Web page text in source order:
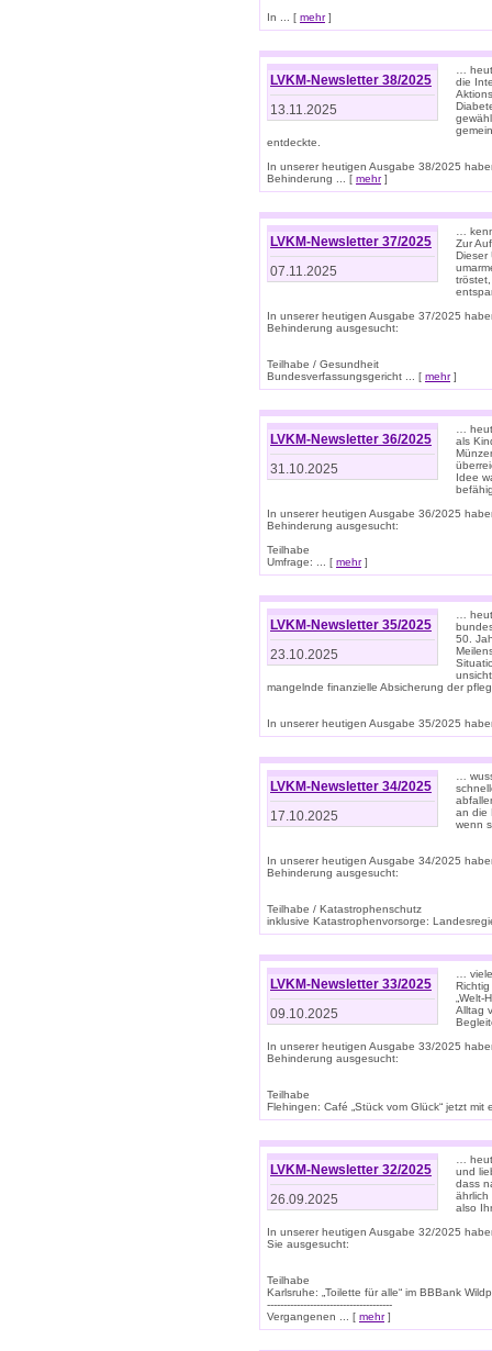
In ... [ mehr]
LVKM-Newsletter 38/2025
13.11.2025
…
die
entdeckte.
In unserer heutigen Ausgabe 38/2025
Behinderung ... [ mehr]
LVKM-Newsletter 37/2025
07.11.2025
…
Zur
Dieser
In unserer heutigen Ausgabe 37/2025
Behinderung ausgesucht:
Teilhabe / Gesundheit
Bundesverfassungsgericht ... [ mehr]
LVKM-Newsletter 36/2025
31.10.2025
…
als
Idee
In unserer heutigen Ausgabe 36/2025
Behinderung ausgesucht:
Teilhabe
Umfrage: ... [ mehr]
LVKM-Newsletter 35/2025
23.10.2025
…
50.
mangelnde finanzielle Absicherung der
In unserer heutigen Ausgabe 35/2025
LVKM-Newsletter 34/2025
17.10.2025
…
an die
wenn
In unserer heutigen Ausgabe 34/2025
Behinderung ausgesucht:
Teilhabe / Katastrophenschutz
inklusive Katastrophenvorsorge:
LVKM-Newsletter 33/2025
09.10.2025
…
Alltag
In unserer heutigen Ausgabe 33/2025
Behinderung ausgesucht:
Teilhabe
Flehingen: Café „Stück vom Glück“ jetzt mit
LVKM-Newsletter 32/2025
26.09.2025
…
und
dass
ährlich
also
In unserer heutigen Ausgabe 32/2025
Sie ausgesucht:
Teilhabe
Karlsruhe: „Toilette für alle“ im BBBank
--------------------------------------
Vergangenen ... [ mehr]